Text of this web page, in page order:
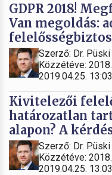
GDPR 2018!
Van megoldás:
Szerző: Dr.
Közzétéve:
2019.04.25. 13:03
Kivitelezői
határozatlan
alapon? A
Szerző: Dr.
Közzétéve:
2019.04.25. 13:03